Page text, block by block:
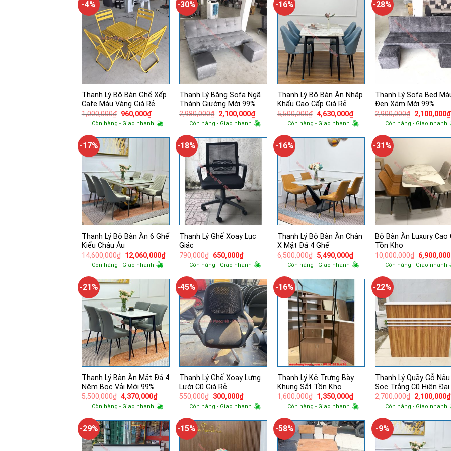
-4%
Thanh Lý Bộ Bàn Ghế Xếp
Cafe Màu Vàng Giá Rẻ
1,000,000₫ Giá
gốc
là:
960,000₫Giá
hiện
tại
960,000₫.
Còn hàng - Giao nhanh
-30%
Thanh Lý Băng Sofa Ngã
Thành Giường Mới 99%
2,980,000₫ Giá
gốc
là:
2,100,000₫Giá
hiện
tại
2,100,000₫.
Còn hàng - Giao nhanh
-16%
Thanh Lý Bộ Bàn Ăn Nhập
Khẩu Cao Cấp Giá Rẻ
5,500,000₫ Giá
gốc
là:
4,630,000₫Giá
hiện
tại
4,630,000₫.
Còn hàng - Giao nhanh
-28%
Thanh Lý Sofa Bed
Đen Xám Mới 99%
2,900,000₫ Giá
gốc
là:
2,100,000₫
Còn hàng - Giao nhanh
-17%
Thanh Lý Bộ Bàn Ăn 6 Ghế
Kiểu Châu Âu
14,600,000₫ Giá
gốc
là:
12,060,000₫Giá
12,060,000₫.
Còn hàng - Giao nhanh
-18%
Thanh Lý Ghế Xoay Lục
Giác
790,000₫ Giá
gốc
là:
650,000₫Giá
hiện
tại
650,000₫.
Còn hàng - Giao nhanh
-16%
Thanh Lý Bộ Bàn Ăn Chân
X Mặt Đá 4 Ghế
6,500,000₫ Giá
gốc
là:
5,490,000₫Giá
hiện
tại
5,490,000₫.
Còn hàng - Giao nhanh
-31%
Bộ Bàn Ăn Luxury Cao
Tồn Kho
10,000,000₫ Giá
gốc
là:
6,900,000
Còn hàng - Giao nhanh
-21%
Thanh Lý Bàn Ăn Mặt Đá 4
Nệm Bọc Vải Mới 99%
5,500,000₫ Giá
gốc
là:
4,370,000₫Giá
hiện
tại
4,370,000₫.
Còn hàng - Giao nhanh
-45%
Thanh Lý Ghế Xoay Lưng
Lưới Cũ Giá Rẻ
550,000₫ Giá
gốc
là:
300,000₫Giá
hiện
tại
300,000₫.
Còn hàng - Giao nhanh
-16%
Thanh Lý Kệ Trưng Bày
Khung Sắt Tồn Kho
1,600,000₫ Giá
gốc
là:
1,350,000₫Giá
hiện
tại
1,350,000₫.
Còn hàng - Giao nhanh
-22%
Thanh Lý Quầy Gỗ Nâu
Sọc Trắng Cũ Hiện Đại
2,700,000₫ Giá
gốc
là:
2,100,000₫
Còn hàng - Giao nhanh
-29% -15% -58% -9%